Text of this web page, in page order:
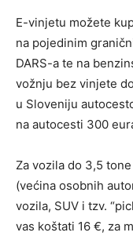
E-vinjetu možete
na pojedinim
DARS-a te na
vožnju bez vinjete
u Sloveniju
na autocesti 300
Za vozila do 3,5
(većina osobnih
vozila, SUV i tzv.
vas koštati 16 €, za